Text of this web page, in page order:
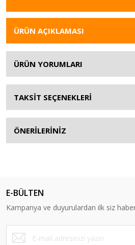
ÜRÜN AÇIKLAMASI
ÜRÜN YORUMLARI
TAKSİT SEÇENEKLERİ
ÖNERİLERİNİZ
E-BÜLTEN
Kampanya ve duyurulardan ilk siz